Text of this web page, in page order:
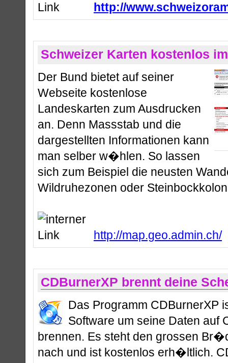
http://
Schweizer Karten kostenlos
Der Bund bietet auf seiner
Webseite kostenlose
Landeskarten zum Ausdrucken
an. Denn Massstab und die
dargestellten Informationen kann
man selber w�hlen. So lassen
sich zum Beispiel die neusten
Wildruhezonen oder
http://map.geo.admin.ch/
CDBurnerXP brennt deine
Das Programm CDBurnerXP
Software um seine Daten auf
brennen. Es steht den grossen
nach und ist kostenlos erh�ltlich.